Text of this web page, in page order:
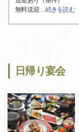
無料送迎
続きを読む
日帰り宴会